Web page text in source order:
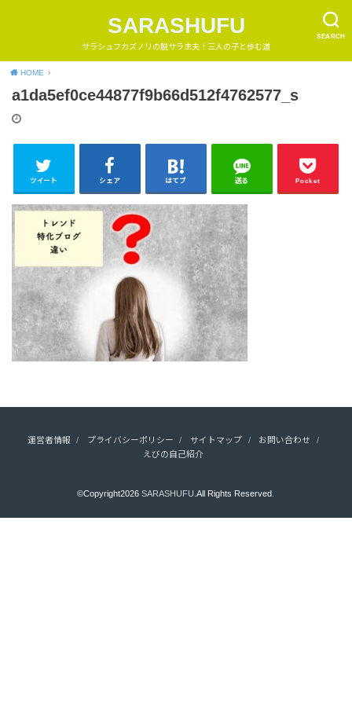
SEARCH
SARASHUFU
サラシュフカズノリの脱サラ主夫！三人の子と歩む道
HOME
a1da5ef0ce44877f9b66d512f4762577_s
ツイート シェア はてブ 送る Pocket
運営者情報 プライバシーポリシー サイトマップ
お問い合わせ
えびの自己紹介
©Copyright2026SARASHUFU.All Rights Reserved.